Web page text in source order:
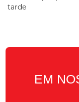
tarde
EM